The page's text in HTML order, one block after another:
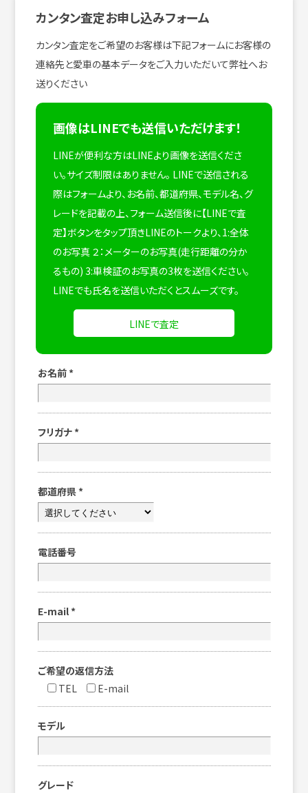
カンタン査定お申し込みフォーム
カンタン査定をご希望のお客様は下記フォームにお客様の
連絡先と愛車の基本データをご入力いただいて弊社へお
送りください
画像はLINEでも送信いただけます！
LINEが便利な方はLINEより画像を送信くださ
い。サイズ制限はありません。 LINEで送信される
際はフォームより、お名前、都道府県、モデル名、グ
レードを記載の上、フォーム送信後に【LINEで査
定】ボタンをタップ頂きLINEのトークより、1:全体
のお写真 ２：メーターのお写真(走行距離の分か
るもの) 3:車検証のお写真の3枚を送信ください。
LINEでも氏名を送信いただくとスムーズです。
LINEで査定
お名前 *
フリガナ *
都道府県 *
電話番号
E-mail *
ご希望の返信方法
TEL
E-mail
モデル
グレード